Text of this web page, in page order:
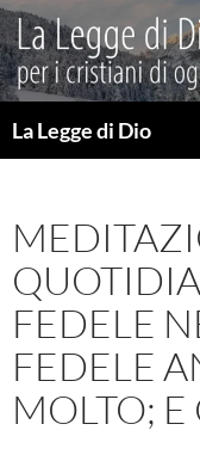
Vai
al
contenuto
La Legge di Dio
FEDELE
FEDELE
MOLTO;